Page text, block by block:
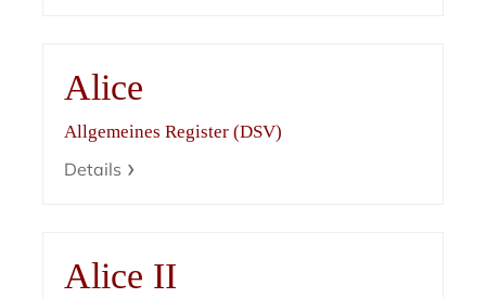
Alice
Allgemeines Register (DSV)
Details
Alice II